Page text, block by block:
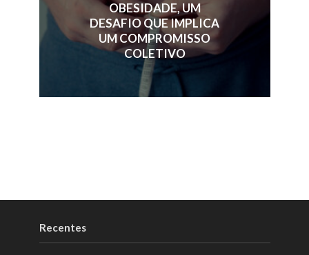
OBESIDADE, UM
DESAFIO QUE IMPLICA
UM COMPROMISSO
COLETIVO
Recentes